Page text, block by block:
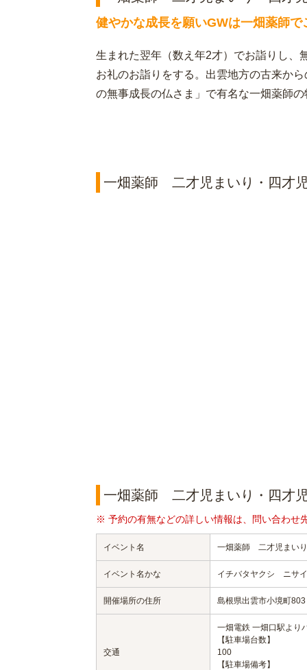
健やかな成長を願いGWは一畑薬師で
生まれた翌年（数え年2才）でお詣りし、
お礼のお詣りをする。出雲地方の古来か
の無事成長の仏さま」で有名な一畑薬師の
一畑薬師 二才児まいり・四才
一畑薬師 二才児まいり・四才
※ 予約の有無などの詳しい情報は、問い合わせ
イベント名 一畑薬師 二才児まいり
イベント名かな イチバタヤクシ ニサ
開催場所の住所 島根県出雲市小境町803
交通
一畑電鉄 一畑口駅より
【駐車場台数】
100
【駐車場備考】